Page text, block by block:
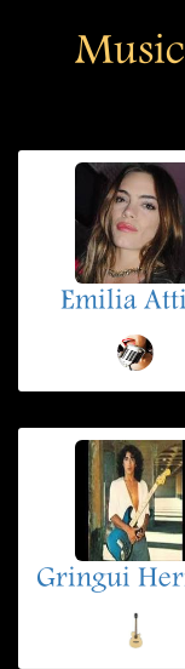
Emilia
Gringui